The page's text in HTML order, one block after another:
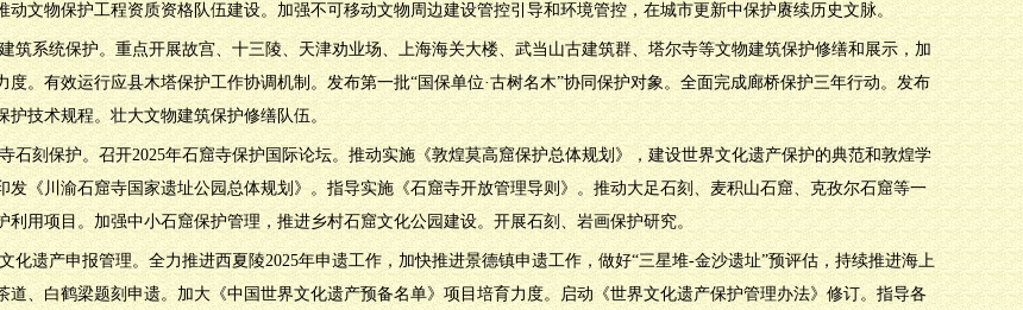
动文物保护工程资质资格队伍建设。加强不可移动文物周边建设管控引导和环境管控，在城市更新中保护赓续历史文脉。
筑系统保护。重点开展故宫、十三陵、天津劝业场、上海海关大楼、武当山古建筑群、塔尔寺等文物建筑保护修缮和展示，加
度。有效运行应县木塔保护工作协调机制。发布第一批“国保单位·古树名木”协同保护对象。全面完成廊桥保护三年行动。发布
护技术规程。壮大文物建筑保护修缮队伍。
石刻保护。召开2025年石窟寺保护国际论坛。推动实施《敦煌莫高窟保护总体规划》，建设世界文化遗产保护的典范和敦煌学
发《川渝石窟寺国家遗址公园总体规划》。指导实施《石窟寺开放管理导则》。推动大足石刻、麦积山石窟、克孜尔石窟等一
利用项目。加强中小石窟保护管理，推进乡村石窟文化公园建设。开展石刻、岩画保护研究。
化遗产申报管理。全力推进西夏陵2025年申遗工作，加快推进景德镇申遗工作，做好“三星堆-金沙遗址”预评估，持续推进海上
道、白鹤梁题刻申遗。加大《中国世界文化遗产预备名单》项目培育力度。启动《世界文化遗产保护管理办法》修订。指导各